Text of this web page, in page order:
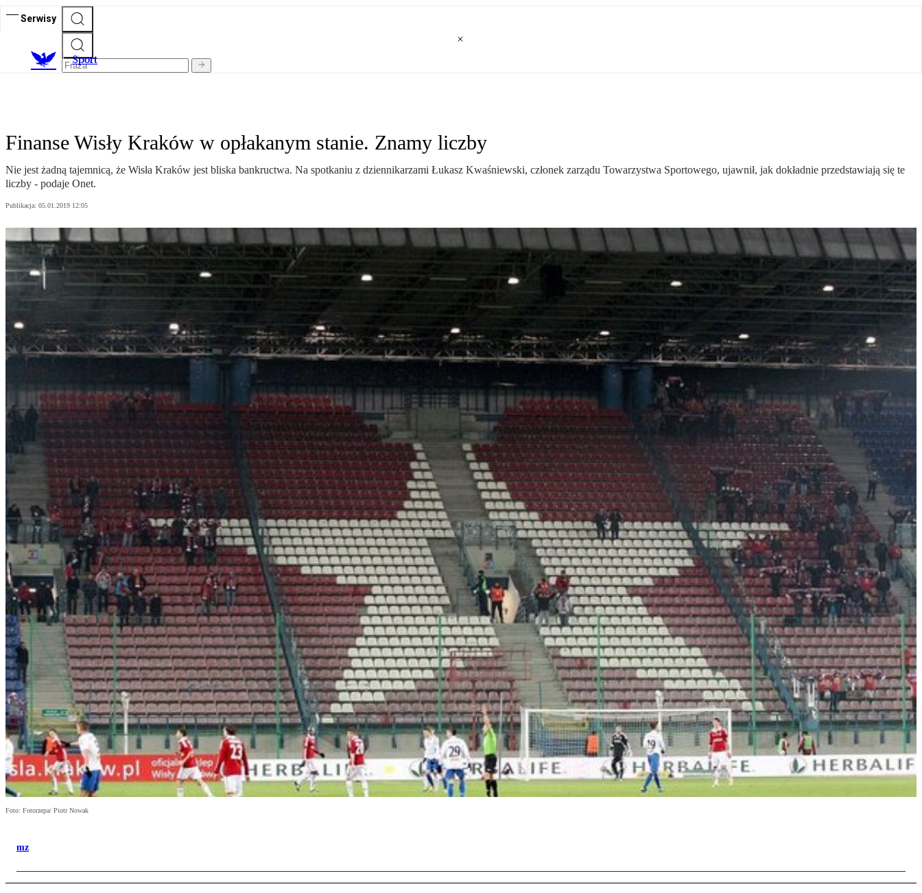
Serwisy
Sport
Finanse Wisły Kraków w opłakanym stanie. Znamy liczby
Nie jest żadną tajemnicą, że Wisła Kraków jest bliska bankructwa. Na spotkaniu z dziennikarzami Łukasz Kwaśniewski, członek zarządu Towarzystwa Sportowego, ujawnił, jak dokładnie przedstawiają się te
liczby - podaje Onet.
Publikacja: 05.01.2019 12:05
Foto: Fotorzepa/ Piotr Nowak
mz